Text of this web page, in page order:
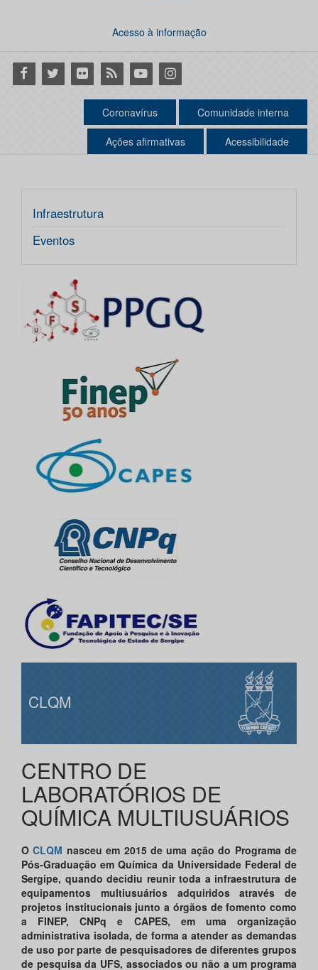
Acesso à informação
Facebook
Twitter Flickr RSS YoutubeInstagram
Coronavírus Comunidade interna
Ações afirmativas Acessibilidade
Infraestrutura
Eventos
CLQM
CENTRO DE
LABORATÓRIOS DE
QUÍMICA MULTIUSUÁRIOS
OCLQM nasceu em 2015 de uma ação do Programa de
Pós-Graduação em Química da Universidade Federal de
Sergipe, quando decidiu reunir toda a infraestrutura de
equipamentos multiusuários adquiridos através de
projetos institucionais junto a órgãos de fomento como
a FINEP, CNPq e CAPES, em uma organização
administrativa isolada, de forma a atender as demandas
de uso por parte de pesquisadores de diferentes grupos
de pesquisa da UFS, associados ou não a um programa